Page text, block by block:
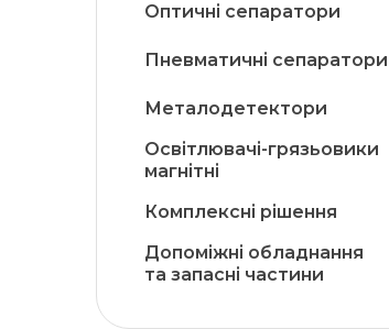
Оптичні сепаратори
Пневматичні сепаратори
Металодетектори
Освітлювачі-грязьовики
магнітні
Комплексні рішення
Допоміжні обладнання
та запасні частини